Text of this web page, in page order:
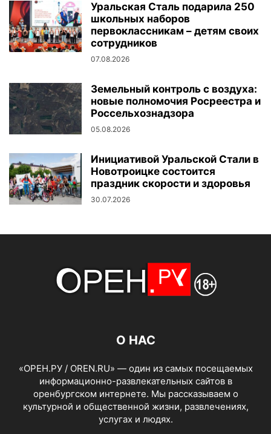
Уральская Сталь подарила 250
школьных наборов
первоклассникам – детям своих
сотрудников
07.08.2026
Земельный контроль с воздуха:
новые полномочия Росреестра и
Россельхознадзора
05.08.2026
Инициативой Уральской Стали в
Новотроицке состоится
праздник скорости и здоровья
30.07.2026
О НАС
«ОРЕН.РУ / OREN.RU» — один из самых посещаемых
информационно-развлекательных сайтов в
оренбургском интернете. Мы рассказываем о
культурной и общественной жизни, развлечениях,
услугах и людях.